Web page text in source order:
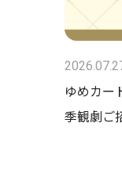
ゆめカー
季観劇ご